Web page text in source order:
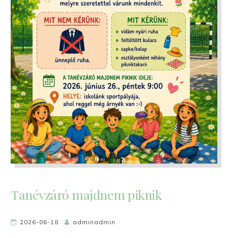
Tanévzáró majdnem piknik
2026-06-18 adminadmin